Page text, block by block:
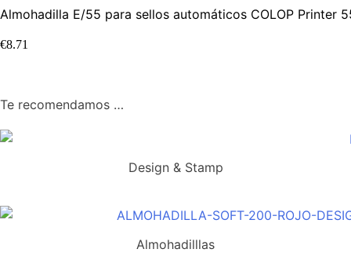
Almohadilla E/55 para sellos automáticos COLOP Printer
€8.71
Te recomendamos …
Design & Stamp
Almohadilllas